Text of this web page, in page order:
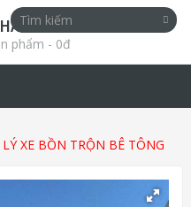
phẩm - 0đ
XE BỒN TRỘN BÊ TÔNG